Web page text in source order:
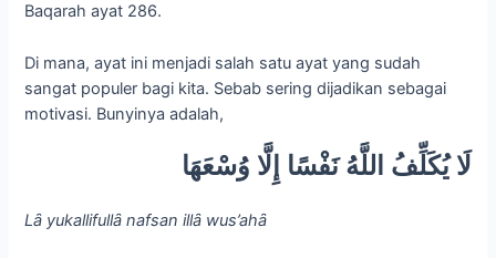
Baqarah ayat 286.
Di mana, ayat ini menjadi salah satu ayat yang sudah
sangat populer bagi kita. Sebab sering dijadikan sebagai
motivasi. Bunyinya adalah,
لَا يُكَلِّفُ اللَّهُ نَفْسًا إِلَّا وُسْعَهَا
Lȃ yukallifullȃ nafsan illȃ wus’ahȃ